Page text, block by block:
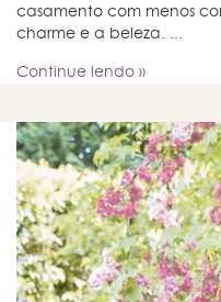
casamento com menos
charme e a beleza. ...
Continue lendo »